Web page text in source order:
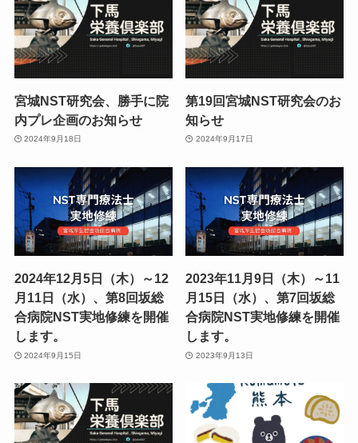
宮城NST研究会、勝手に院
内プレ企画のお知らせ
2024年9月18日
第19回宮城NST研究会のお
知らせ
2024年9月17日
2024年12月5日（木）～12
月11日（水）、第8回坂総
合病院NST実地修練を開催
します。
2024年9月15日
2023年11月9日（木）～11
月15日（水）、第7回坂総
合病院NST実地修練を開催
します。
2023年9月13日